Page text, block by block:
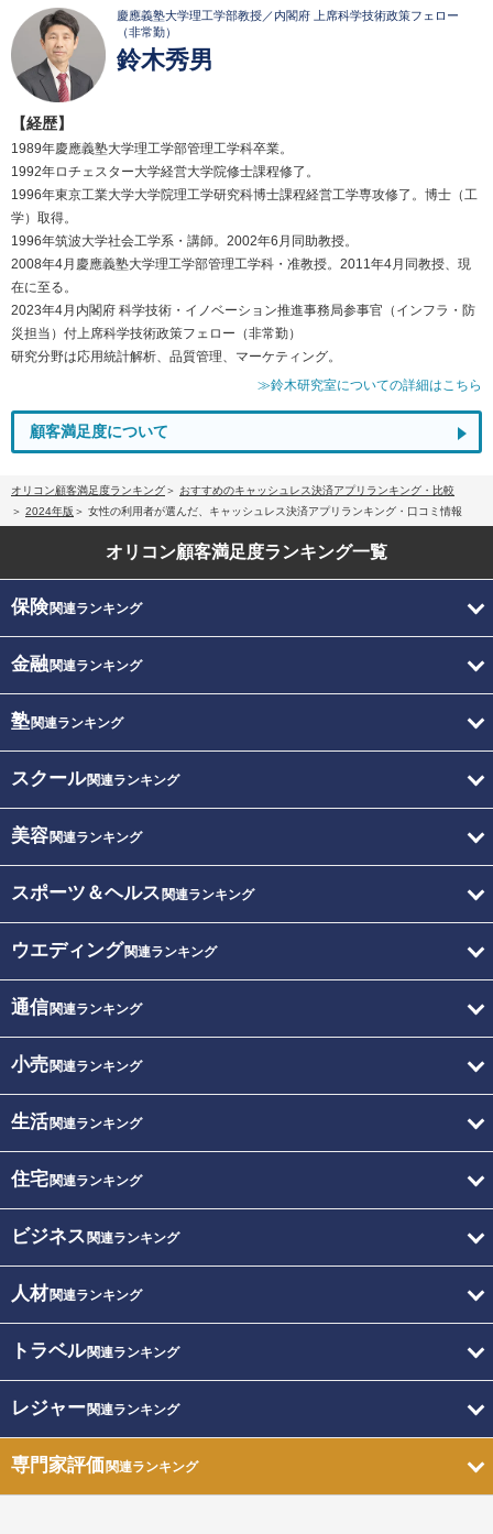
慶應義塾大学理工学部教授／内閣府 上席科学技術政策フェロー
（非常勤）
鈴木秀男
【経歴】
1989年慶應義塾大学理工学部管理工学科卒業。
1992年ロチェスター大学経営大学院修士課程修了。
1996年東京工業大学大学院理工学研究科博士課程経営工学専攻修了。博士（工
学）取得。
1996年筑波大学社会工学系・講師。2002年6月同助教授。
2008年4月慶應義塾大学理工学部管理工学科・准教授。2011年4月同教授、現
在に至る。
2023年4月内閣府 科学技術・イノベーション推進事務局参事官（インフラ・防
災担当）付上席科学技術政策フェロー（非常勤）
研究分野は応用統計解析、品質管理、マーケティング。
≫鈴木研究室についての詳細はこちら
顧客満足度について
オリコン顧客満足度ランキング
おすすめのキャッシュレス決済アプリランキング・比較
2024年版
女性の利用者が選んだ、キャッシュレス決済アプリランキング・口コミ情報
オリコン顧客満足度ランキング一覧
保険関連ランキング
金融関連ランキング
塾関連ランキング
スクール関連ランキング
美容関連ランキング
スポーツ＆ヘルス 関連ランキング
ウエディング関連ランキング
通信関連ランキング
小売関連ランキング
生活関連ランキング
住宅関連ランキング
ビジネス 関連ランキング
人材関連ランキング
トラベル関連ランキング
レジャー関連ランキング
専門家評価関連ランキング